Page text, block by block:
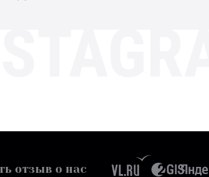
отзыв о нас